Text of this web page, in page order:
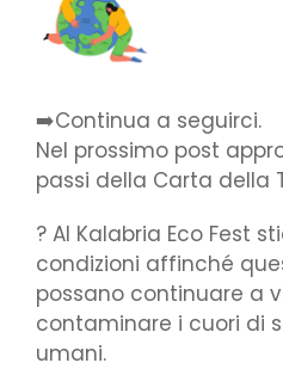
➡️Continua a seguirci.
Nel prossimo post
passi della Carta della
? Al Kalabria Eco Fest
condizioni affinché
possano continuare a
contaminare i cuori di
umani.